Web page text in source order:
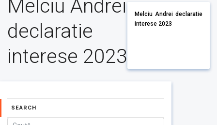
Melciu Andrei
declaratie
interese 2023
Melciu Andrei declaratie
interese 2023
SEARCH